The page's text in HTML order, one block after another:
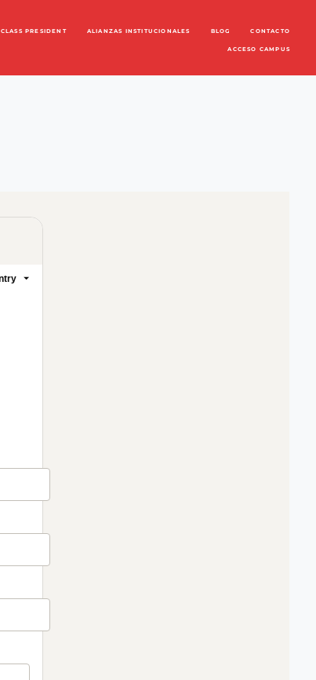
CLASS PRESIDENT ALIANZAS INSTITUCIONALES BLOG CONTACTO
ACCESO CAMPUS